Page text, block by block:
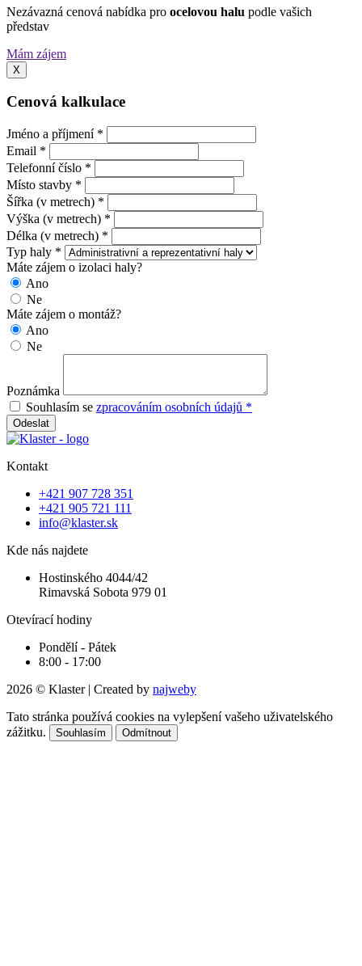
Nezávazná cenová nabídka pro ocelovou halu podle vašich
představ
Mám zájem
X
Cenová kalkulace
Jméno a příjmení *
Email *
Telefonní číslo *
Místo stavby *
Šířka (v metrech) *
Výška (v metrech) *
Délka (v metrech) *
Typ haly *
Máte zájem o izolaci haly?
Ano
Ne
Máte zájem o montáž?
Ano
Ne
Poznámka
Souhlasím se zpracováním osobních údajů *
Odeslat
Kontakt
+421 907 728 351
+421 905 721 111
info@klaster.sk
Kde nás najdete
Hostinského 4044/42
Rimavská Sobota 979 01
Otevírací hodiny
Pondělí - Pátek
8:00 - 17:00
2026 © Klaster | Created by najweby
Tato stránka používá cookies na vylepšení vašeho uživatelského
zážitku.
Souhlasím Odmítnout